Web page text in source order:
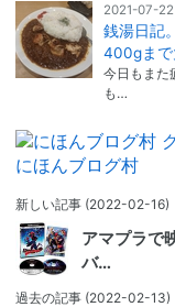
2021-07-22
銭湯日記
400gまで
今日もまた
も…
にほんブログ村
新しい記事 (2022-02-16)
アマプラで
バ…
過去の記事 (2022-02-13)